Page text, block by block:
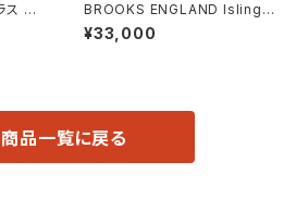
ス ピ
BROOKS ENGLAND Islingto
n Rucksack
¥33,000
商品一覧に戻る